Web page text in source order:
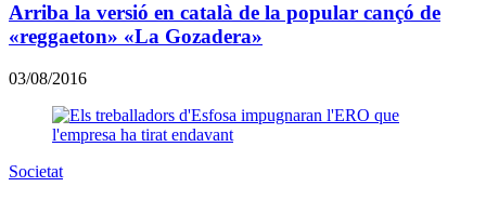
Arriba la versió en català de la popular cançó de
«reggaeton» «La Gozadera»
03/08/2016
Societat